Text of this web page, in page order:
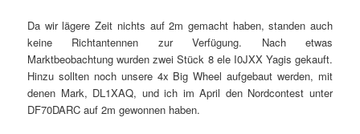
Da wir lägere Zeit nichts auf 2m gemacht haben, standen auch
keine Richtantennen zur Verfügung. Nach etwas
Marktbeobachtung wurden zwei Stück 8 ele I0JXX Yagis gekauft.
Hinzu sollten noch unsere 4x Big Wheel aufgebaut werden, mit
denen Mark, DL1XAQ, und ich im April den Nordcontest unter
DF70DARC auf 2m gewonnen haben.